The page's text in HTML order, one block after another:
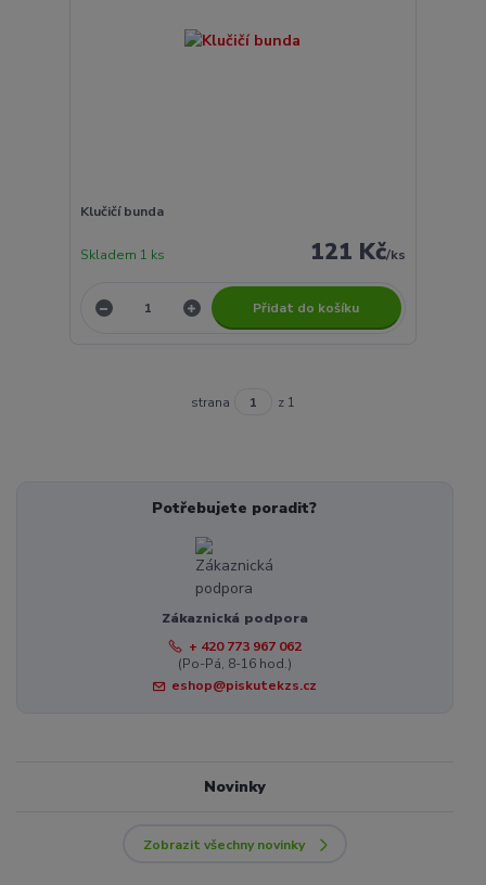
Klučičí bunda
121 Kč/ks
Skladem 1 ks
Přidat do košíku
strana z 1
Potřebujete poradit?
Zákaznická podpora
+ 420 773 967 062
(Po-Pá, 8-16 hod.)
eshop@piskutekzs.cz
Novinky
Zobrazit všechny novinky